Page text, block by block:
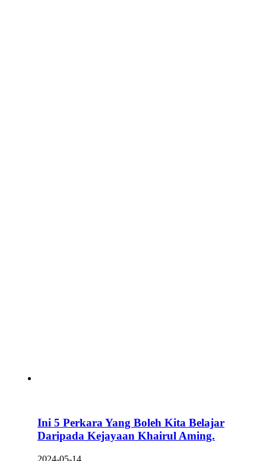
Ini 5 Perkara Yang Boleh Kita Belajar
Daripada Kejayaan Khairul Aming.
2024-05-14